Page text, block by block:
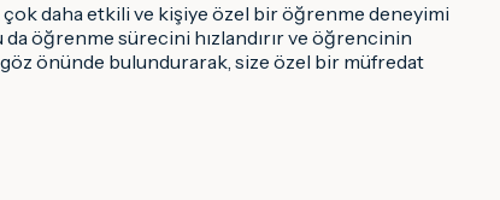
daha etkili ve kişiye özel bir öğrenme deneyimi
öğrenme sürecini hızlandırır ve öğrencinin
göz önünde bulundurarak, size özel bir müfredat